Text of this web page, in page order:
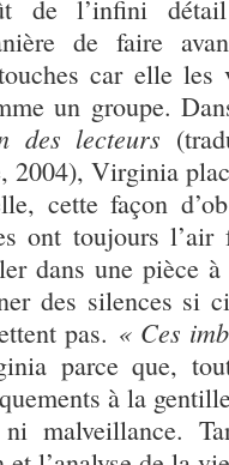
de l’infini
de faire
car elle
un groupe.
des lecteurs
2004), Virginia
cette façon
ont toujours l’air
dans une pièce
des silences si
pas. « Ces
parce que,
à la
malveillance.